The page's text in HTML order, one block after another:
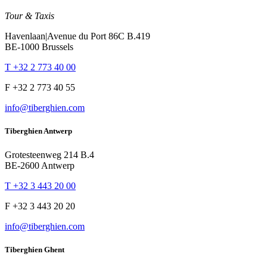
Tour & Taxis
Havenlaan|Avenue du Port 86C B.419
BE-1000 Brussels
T +32 2 773 40 00
F +32 2 773 40 55
info@tiberghien.com
Tiberghien Antwerp
Grotesteenweg 214 B.4
BE-2600 Antwerp
T +32 3 443 20 00
F +32 3 443 20 20
info@tiberghien.com
Tiberghien Ghent